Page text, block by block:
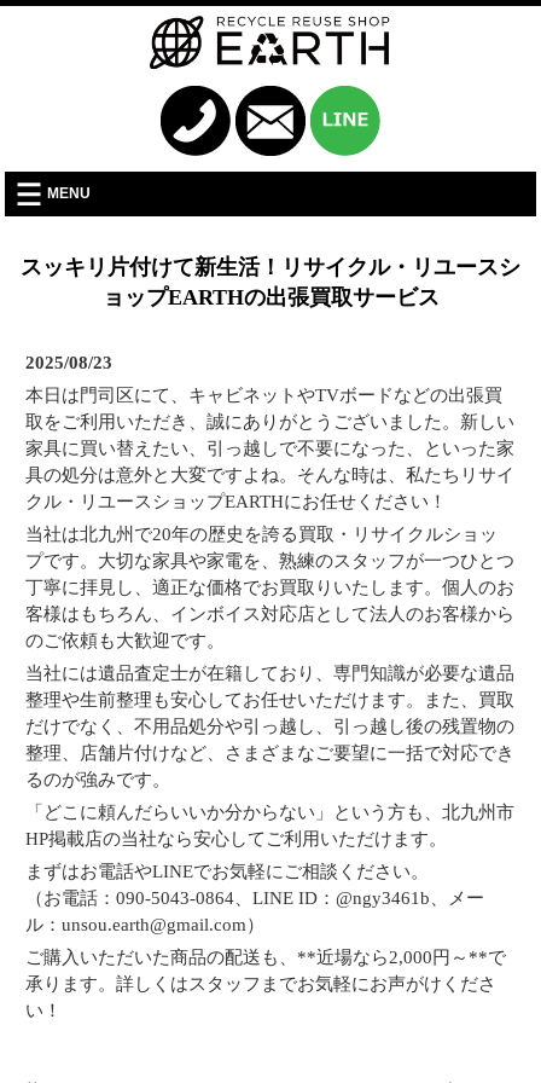
MENU
スッキリ片付けて新生活！リサイクル・リユースシ
ョップEARTHの出張買取サービス
2025/08/23
本日は門司区にて、キャビネットやTVボードなどの出張買
取をご利用いただき、誠にありがとうございました。新しい
家具に買い替えたい、引っ越しで不要になった、といった家
具の処分は意外と大変ですよね。そんな時は、私たちリサイ
クル・リユースショップEARTHにお任せください！
当社は北九州で20年の歴史を誇る買取・リサイクルショッ
プです。大切な家具や家電を、熟練のスタッフが一つひとつ
丁寧に拝見し、適正な価格でお買取りいたします。個人のお
客様はもちろん、インボイス対応店として法人のお客様から
のご依頼も大歓迎です。
当社には遺品査定士が在籍しており、専門知識が必要な遺品
整理や生前整理も安心してお任せいただけます。また、買取
だけでなく、不用品処分や引っ越し、引っ越し後の残置物の
整理、店舗片付けなど、さまざまなご要望に一括で対応でき
るのが強みです。
「どこに頼んだらいいか分からない」という方も、北九州市
HP掲載店の当社なら安心してご利用いただけます。
まずはお電話やLINEでお気軽にご相談ください。
（お電話：090-5043-0864、LINE ID：@ngy3461b、メー
ル：unsou.earth@gmail.com）
ご購入いただいた商品の配送も、**近場なら2,000円～**で
承ります。詳しくはスタッフまでお気軽にお声がけくださ
い！